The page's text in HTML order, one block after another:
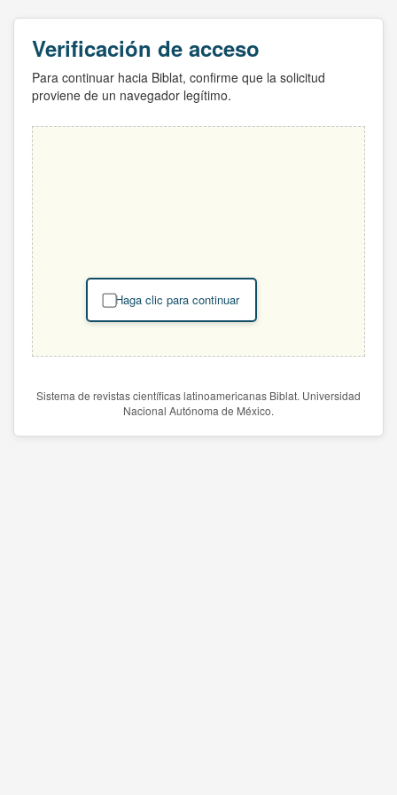
Verificación de acceso
Para continuar hacia Biblat, confirme que la solicitud
proviene de un navegador legítimo.
Haga clic para continuar
Sistema de revistas científicas latinoamericanas Biblat. Universidad
Nacional Autónoma de México.